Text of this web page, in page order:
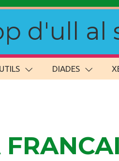
d'ull al
UTILS DIADES